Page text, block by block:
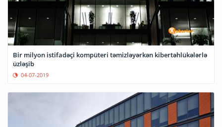
Bir milyon istifadəçi kompüteri təmizləyərkən kibertəhlükələrlə
üzləşib
04-07-2019